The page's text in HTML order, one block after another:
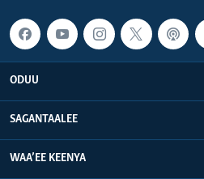
ODUU
SAGANTAALEE
WAA’EE KEENYA